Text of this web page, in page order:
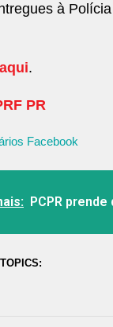
à
aqui.
PR
Facebook
PCPR